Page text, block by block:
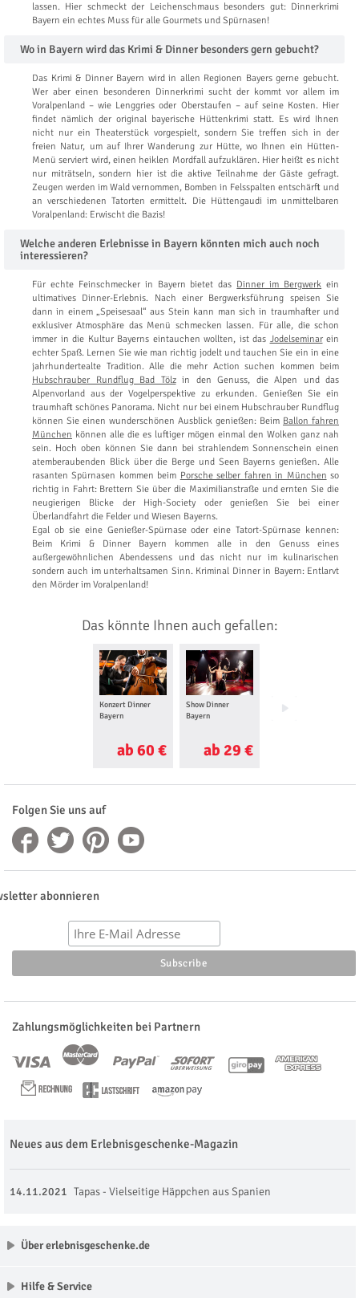
lassen. Hier schmeckt der Leichenschmaus besonders gut: Dinnerkrimi
Bayern ein echtes Muss für alle Gourmets und Spürnasen!
Wo in Bayern wird das Krimi & Dinner besonders gern gebucht?
Das Krimi & Dinner Bayern wird in allen Regionen Bayers gerne gebucht.
Wer aber einen besonderen Dinnerkrimi sucht der kommt vor allem im
Voralpenland – wie Lenggries oder Oberstaufen – auf seine Kosten. Hier
findet nämlich der original bayerische Hüttenkrimi statt. Es wird Ihnen
nicht nur ein Theaterstück vorgespielt, sondern Sie treffen sich in der
freien Natur, um auf Ihrer Wanderung zur Hütte, wo Ihnen ein Hütten-
Menü serviert wird, einen heiklen Mordfall aufzuklären. Hier heißt es nicht
nur miträtseln, sondern hier ist die aktive Teilnahme der Gäste gefragt.
Zeugen werden im Wald vernommen, Bomben in Felsspalten entschärft und
an verschiedenen Tatorten ermittelt. Die Hüttengaudi im unmittelbaren
Voralpenland: Erwischt die Bazis!
Welche anderen Erlebnisse in Bayern könnten mich auch noch
interessieren?
Für echte Feinschmecker in Bayern bietet das Dinner im Bergwerk ein
ultimatives Dinner-Erlebnis. Nach einer Bergwerksführung speisen Sie
dann in einem „Speisesaal“ aus Stein kann man sich in traumhafter und
exklusiver Atmosphäre das Menü schmecken lassen. Für alle, die schon
immer in die Kultur Bayerns eintauchen wollten, ist das Jodelseminarein
echter Spaß. Lernen Sie wie man richtig jodelt und tauchen Sie ein in eine
jahrhundertealte Tradition. Alle die mehr Action suchen kommen beim
Hubschrauber Rundflug Bad Tölzin den Genuss, die Alpen und das
Alpenvorland aus der Vogelperspektive zu erkunden. Genießen Sie ein
traumhaft schönes Panorama. Nicht nur bei einem Hubschrauber Rundflug
können Sie einen wunderschönen Ausblick genießen: Beim Ballon fahren
München können alle die es luftiger mögen einmal den Wolken ganz nah
sein. Hoch oben können Sie dann bei strahlendem Sonnenschein einen
atemberaubenden Blick über die Berge und Seen Bayerns genießen. Alle
rasanten Spürnasen kommen beim Porsche selber fahren in München so
richtig in Fahrt: Brettern Sie über die Maximilianstraße und ernten Sie die
neugierigen Blicke der High-Society oder genießen Sie bei einer
Überlandfahrt die Felder und Wiesen Bayerns.
Egal ob sie eine Genießer-Spürnase oder eine Tatort-Spürnase kennen:
Beim Krimi & Dinner Bayern kommen alle in den Genuss eines
außergewöhnlichen Abendessens und das nicht nur im kulinarischen
sondern auch im unterhaltsamen Sinn. Kriminal Dinner in Bayern: Entlarvt
den Mörder im Voralpenland!
Das könnte Ihnen auch gefallen:
Konzert Dinner
Bayern
ab 60 €
Show Dinner
Bayern
ab 29 €
Musical Dinner
Folgen Sie uns auf
abonnieren
Zahlungsmöglichkeiten bei Partnern
Neues aus dem Erlebnisgeschenke-Magazin
14.11.2021 Tapas - Vielseitige Häppchen aus Spanien
Über erlebnisgeschenke.de
Hilfe & Service